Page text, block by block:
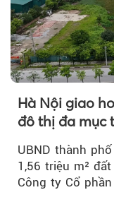
Hà Nội giao
đô thị đa mục
UBND thành
1,56 triệu m²
Công ty Cổ